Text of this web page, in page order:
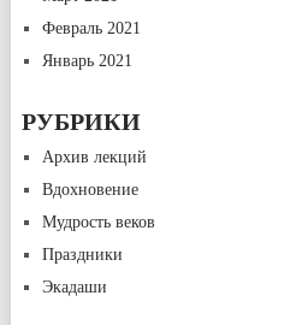
Февраль 2021
Январь 2021
РУБРИКИ
Архив лекций
Вдохновение
Мудрость веков
Праздники
Экадаши